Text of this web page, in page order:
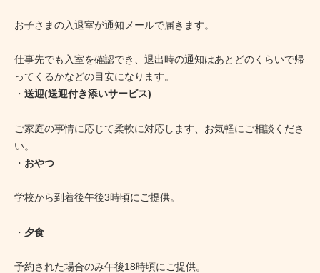
お子さまの入退室が通知メールで届きます。
仕事先でも入室を確認でき、退出時の通知はあとどのくらいで帰
ってくるかなどの目安になります。
・ 送迎(送迎付き添いサービス)
ご家庭の事情に応じて柔軟に対応します、お気軽にご相談くださ
い。
・ おやつ
学校から到着後午後3時頃にご提供。
・ 夕食
予約された場合のみ午後18時頃にご提供。